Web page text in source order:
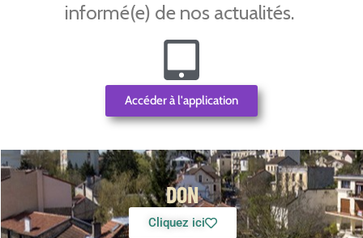
informé(e) de nos actualités.
Accéder à l'application
DON
Cliquez ici